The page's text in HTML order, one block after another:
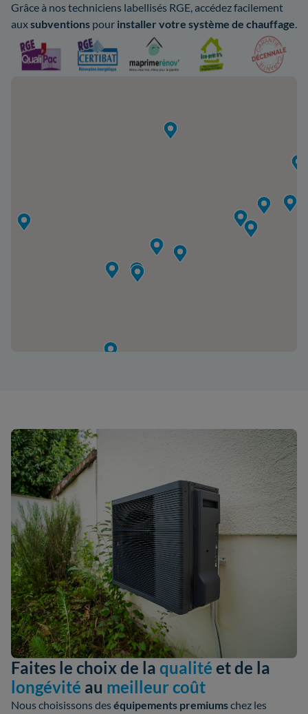
Grâce à nos techniciens labellisés RGE, accédez facilement
auxsubventions pour installer votre système de chauffage.
Faites le choix de la qualité et de la
longévité au meilleur coût
Nous choisissons deséquipements premiumschez les